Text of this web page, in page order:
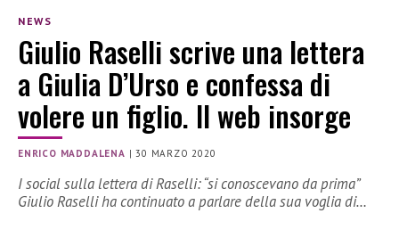
NEWS
Giulio Raselli scrive una lettera
a Giulia D’Urso e confessa di
volere un figlio. Il web insorge
ENRICO MADDALENA |30 MARZO 2020
I social sulla lettera di Raselli: “si conoscevano da prima”
Giulio Raselli ha continuato a parlare della sua voglia di…